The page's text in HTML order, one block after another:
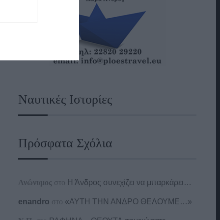
Ναυτικές Ιστορίες
Πρόσφατα Σχόλια
Ανώνυμος στο Η Άνδρος συνεχίζει να μπαρκάρει…
enandro στο «ΑΥΤΗ ΤΗΝ ΑΝΔΡΟ ΘΕΛΟΥΜΕ…»